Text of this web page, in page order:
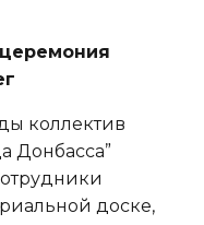
коллектив
Донбасса”
доске,